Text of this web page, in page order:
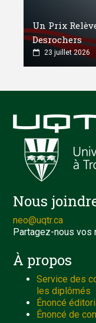
Un Prix
Desrochers
23 juillet 2026
Nous
neo@uqtr.ca
Partagez-nous vos
À propos
Service des
les diplômés
Énoncé
Énoncé de